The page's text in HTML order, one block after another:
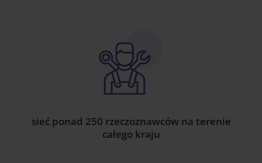
sieć ponad 250 rzeczoznawców na terenie
całego kraju